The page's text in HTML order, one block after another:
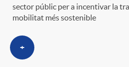
a
a
t
o
A
o
r
sector públic per a incentivar la
mobilitat més sostenible
+